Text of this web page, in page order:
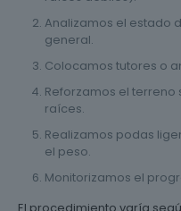
Analizamos el estado
general.
Colocamos tutores o
Reforzamos el terreno
raíces.
Realizamos podas
el peso.
Monitorizamos el